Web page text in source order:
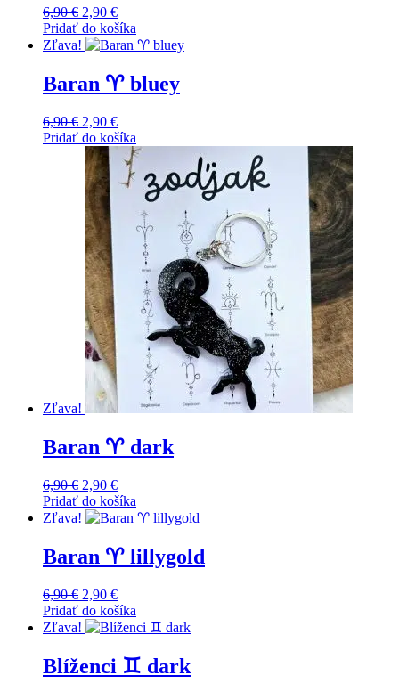
6,90€ Original
price
was:
2,90 €Current
price
is:
Pridať do košíka
Zľava!
Baran ♈️ bluey
6,90€ Original
price
was:
6,90 €.
2,90 €Current
price
is:
2,90 €.
Pridať do košíka
Zľava!
Baran ♈️ dark
6,90€ Original
price
was:
2,90 €Current
price
is:
Pridať do košíka
Zľava!
Baran ♈️ lillygold
6,90€ Original
price
was:
2,90 €Current
price
is:
Pridať do košíka
Zľava!
Blíženci ♊️ dark